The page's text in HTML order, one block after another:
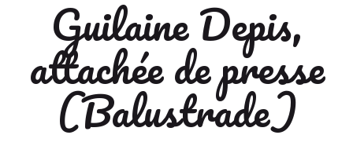
Guilaine Depis,
attachée de presse
(Balustrade)